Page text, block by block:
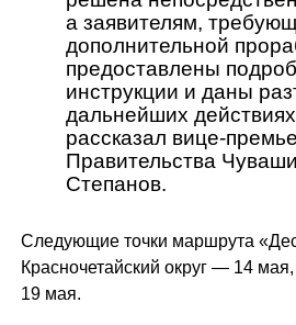
а заявителям,
дополнительной
предоставлены
инструкции и даны
дальнейших
рассказал вице-
Правительства
Степанов.
Следующие точки маршрута
Красночетайский округ — 14
19 мая.